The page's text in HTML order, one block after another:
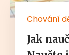
Chování
Jak